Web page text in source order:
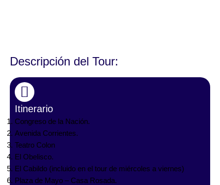
Descripción del Tour:
Itinerario
Congreso de la Nación.
Avenida Corrientes.
Teatro Colon
El Obelisco.
El Cabildo (incluido en el tour de miércoles a viernes)
Plaza de Mayo – Casa Rosada.